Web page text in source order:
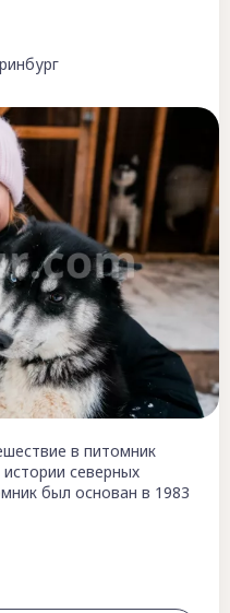
в питомник
северных
был основан в 1983